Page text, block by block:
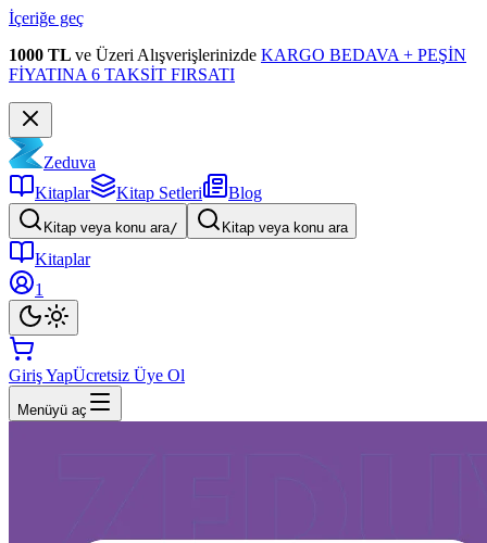
İçeriğe geç
1000 TL ve Üzeri Alışverişlerinizde KARGO BEDAVA + PEŞİN
FİYATINA 6 TAKSİT FIRSATI
Zeduva
Kitaplar
Kitap Setleri Blog
Kitap veya konu ara/ Kitap veya konu ara
Kitaplar
1
Giriş YapÜcretsiz Üye Ol
Menüyü aç